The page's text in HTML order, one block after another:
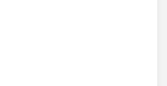
沿うようになれば本番データで試
思います。
か。